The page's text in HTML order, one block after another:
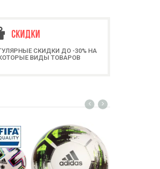
СКИДКИ
СКИДКИ ДО -30% НА
ВИДЫ ТОВАРОВ